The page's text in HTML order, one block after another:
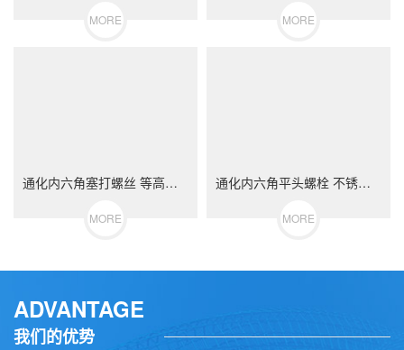
MORE MORE
通化内六角塞打螺丝 等高限位螺栓 不锈钢（304/316）碳钢 合金钢
MORE
通化内六角平头螺栓 不锈钢（304/316）碳钢 合金钢
MORE
ADVANTAGE
我们的优势